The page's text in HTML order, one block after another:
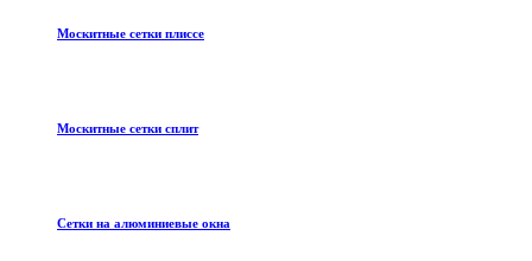
Москитные сетки плиссе
Москитные сетки сплит
Сетки на алюминиевые окна